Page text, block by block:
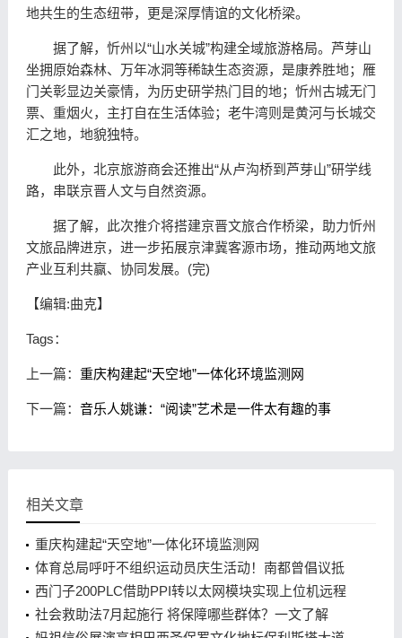
地共生的生态纽带，更是深厚情谊的文化桥梁。
据了解，忻州以“山水关城”构建全域旅游格局。芦芽山
坐拥原始森林、万年冰洞等稀缺生态资源，是康养胜地；雁
门关彰显边关豪情，为历史研学热门目的地；忻州古城无门
票、重烟火，主打自在生活体验；老牛湾则是黄河与长城交
汇之地，地貌独特。
此外，北京旅游商会还推出“从卢沟桥到芦芽山”研学线
路，串联京晋人文与自然资源。
据了解，此次推介将搭建京晋文旅合作桥梁，助力忻州
文旅品牌进京，进一步拓展京津冀客源市场，推动两地文旅
产业互利共赢、协同发展。(完)
【编辑:曲克】
Tags：
上一篇： 重庆构建起“天空地”一体化环境监测网
下一篇： 音乐人姚谦：“阅读”艺术是一件太有趣的事
相关文章
重庆构建起“天空地”一体化环境监测网
体育总局呼吁不组织运动员庆生活动！南都曾倡议抵
制饭圈乱象
西门子200PLC借助PPI转以太网模块实现上位机远程
监控与操作通讯应用案例
社会救助法7月起施行 将保障哪些群体？一文了解